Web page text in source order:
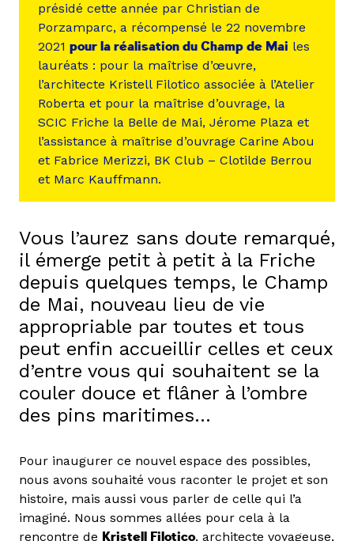
présidé cette année par Christian de
Porzamparc, a récompensé le 22 novembre
2021 pour la réalisation du Champ de Mai les
lauréats : pour la maîtrise d’œuvre,
l’architecte Kristell Filotico associée à l’Atelier
Roberta et pour la maîtrise d’ouvrage, la
SCIC Friche la Belle de Mai, Jérome Plaza et
l’assistance à maîtrise d’ouvrage Carine Abou
et Fabrice Merizzi, BK Club – Clotilde Berrou
et Marc Kauffmann.
Vous l’aurez sans doute remarqué,
il émerge petit à petit à la Friche
depuis quelques temps, le Champ
de Mai, nouveau lieu de vie
appropriable par toutes et tous
peut enfin accueillir celles et ceux
d’entre vous qui souhaitent se la
couler douce et flâner à l’ombre
des pins maritimes…
Pour inaugurer ce nouvel espace des possibles,
nous avons souhaité vous raconter le projet et son
histoire, mais aussi vous parler de celle qui l’a
imaginé. Nous sommes allées pour cela à la
rencontre de Kristell Filotico, architecte voyageuse,